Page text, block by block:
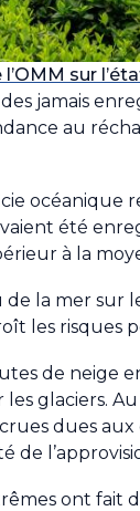
sur
jamais
au
océanique
été
à la
de la mer sur
les risques
de neige
glaciers.
dues aux
de
ont fait